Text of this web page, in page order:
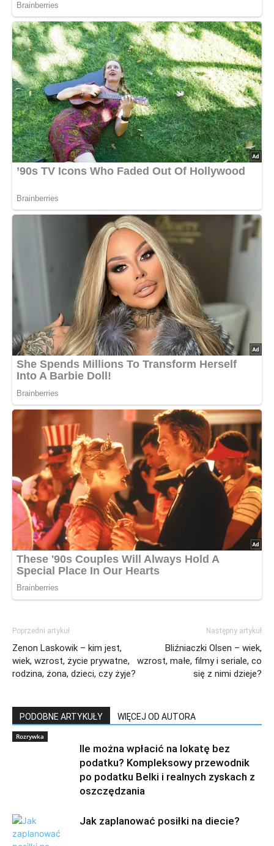
Poprzedni artykuł
Zenon Laskowik – kim jest,
wiek, wzrost, życie prywatne,
rodzina, żona, dzieci, czy żyje?
Następny artykuł
Bliźniaczki Olsen – wiek,
wzrost, małe, filmy i seriale, co
się z nimi dzieje?
PODOBNE ARTYKUŁY WIĘCEJ OD AUTORA
Rozrywka
Ile można wpłacić na lokatę bez
podatku? Kompleksowy przewodnik
po podatku Belki i realnych zyskach z
oszczędzania
Jak zaplanować posiłki na diecie?